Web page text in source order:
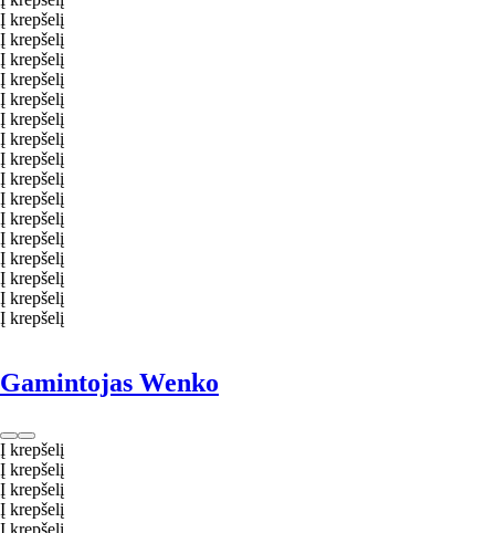
Į krepšelį
Į krepšelį
Į krepšelį
Į krepšelį
Į krepšelį
Į krepšelį
Į krepšelį
Į krepšelį
Į krepšelį
Į krepšelį
Į krepšelį
Į krepšelį
Į krepšelį
Į krepšelį
Į krepšelį
Į krepšelį
Gamintojas Wenko
Į krepšelį
Į krepšelį
Į krepšelį
Į krepšelį
Į krepšelį